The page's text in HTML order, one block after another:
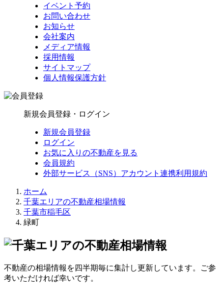
イベント予約
お問い合わせ
お知らせ
会社案内
メディア情報
採用情報
サイトマップ
個人情報保護方針
新規会員登録・ログイン
新規会員登録
ログイン
お気に入りの不動産を見る
会員規約
外部サービス（SNS）アカウント連携利用規約
ホーム
千葉エリアの不動産相場情報
千葉市稲毛区
緑町
不動産の相場情報を四半期毎に集計し更新しています。ご参
考いただければ幸いです。